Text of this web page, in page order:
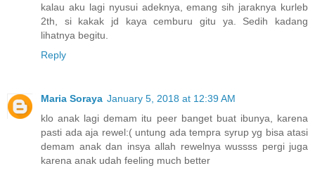
kalau aku lagi nyusui adeknya, emang sih jaraknya kurleb
2th, si kakak jd kaya cemburu gitu ya. Sedih kadang
lihatnya begitu.
Reply
Maria Soraya January 5, 2018 at 12:39 AM
klo anak lagi demam itu peer banget buat ibunya, karena
pasti ada aja rewel:( untung ada tempra syrup yg bisa atasi
demam anak dan insya allah rewelnya wussss pergi juga
karena anak udah feeling much better